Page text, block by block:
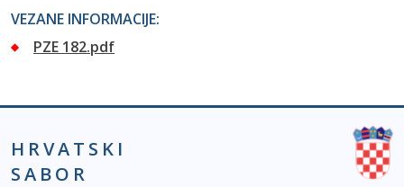
VEZANE INFORMACIJE:
PZE 182.pdf
HRVATSKI
SABOR